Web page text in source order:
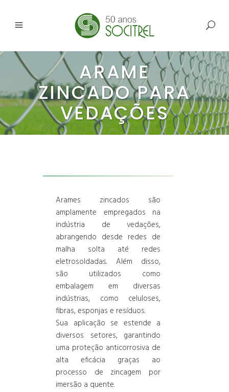
ARAME
ZINCADO PARA
VEDAÇÕES
Arames zincados são
amplamente empregados na
indústria de vedações,
abrangendo desde redes de
malha solta até redes
eletrosoldadas. Além disso,
são utilizados como
embalagem em diversas
indústrias, como celuloses,
fibras, esponjas e resíduos.
Sua aplicação se estende a
diversos setores, garantindo
uma proteção anticorrosiva de
alta eficácia graças ao
processo de zincagem por
imersão a quente.